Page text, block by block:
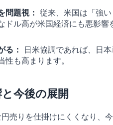
問題視： 従来、米国は「強
ドル高が米国経済にも悪影
る：
日米協調であれば、日
性も高まります。
今後の展開
売りを仕掛けにくくなり、